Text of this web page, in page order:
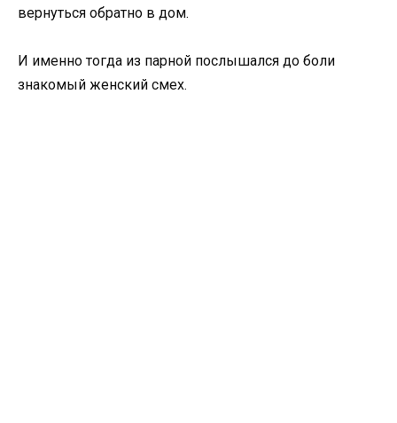
вернуться обратно в дом.
И именно тогда из парной послышался до боли
знакомый женский смех.